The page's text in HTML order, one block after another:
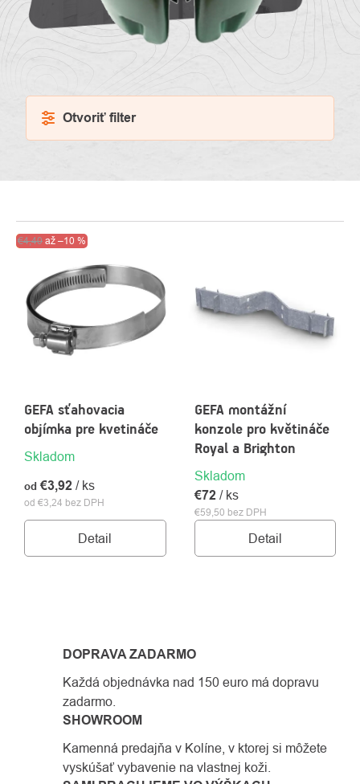
Otvoriť filter
VÝPIS
Akcia Výpredaj
€4,40 až –10 %
GEFA sťahovacia
objímka pre kvetináče
Skladom
od €3,24 bez DPH
od €3,92 / ks
Detail
GEFA montážní
konzole pro květináče
Royal a Brighton
Skladom
€59,50 bez DPH
€72 / ks
Detail
VÝPISU
DOPRAVA ZADARMO
Každá objednávka nad 150 euro má dopravu
zadarmo.
SHOWROOM
Kamenná predajňa v Kolíne, v ktorej si môžete
vyskúšať vybavenie na vlastnej koži.